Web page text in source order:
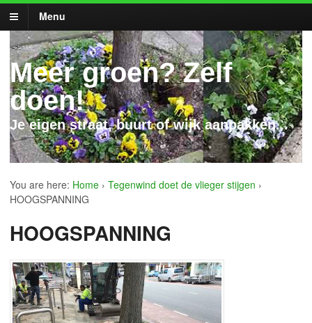
Menu
Meer groen? Zelf
doen!
Je eigen straat, buurt of wijk aanpakken...
You are here: Home › Tegenwind doet de vlieger stijgen ›
HOOGSPANNING
HOOGSPANNING